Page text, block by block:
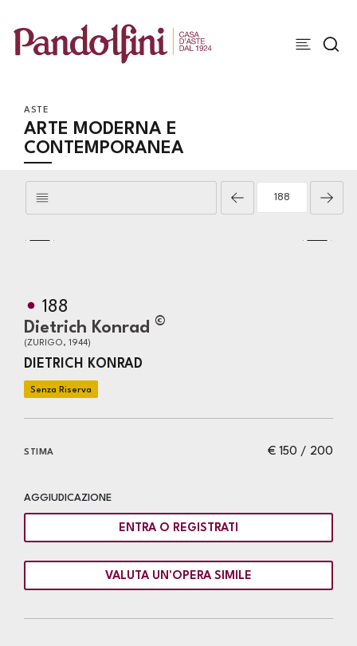
ASTE
ARTE MODERNA E
CONTEMPORANEA
188
Dietrich Konrad ©
(ZURIGO, 1944)
DIETRICH KONRAD
€ 150 / 200
STIMA
AGGIUDICAZIONE
ENTRA O REGISTRATI
VALUTA UN'OPERA SIMILE